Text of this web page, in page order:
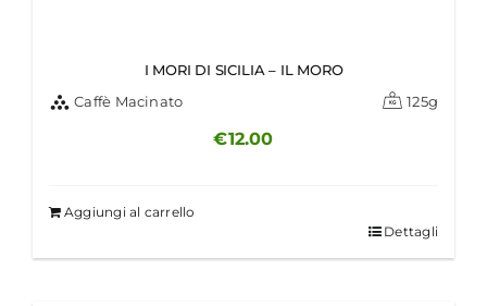
I MORI DI SICILIA – IL MORO
Caffè Macinato
125g
€12.00
Aggiungi al carrello
Dettagli